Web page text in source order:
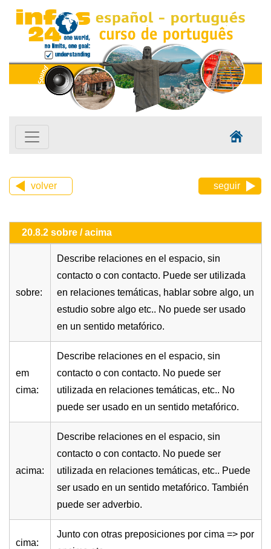
volver seguir
20.8.2 sobre / acima
sobre:
Describe relaciones en el espacio, sin
contacto o con contacto. Puede ser utilizada
en relaciones temáticas, hablar sobre algo, un
estudio sobre algo etc.. No puede ser usado
en un sentido metafórico.
em
cima:
Describe relaciones en el espacio, sin
contacto o con contacto. No puede ser
utilizada en relaciones temáticas, etc.. No
puede ser usado en un sentido metafórico.
acima:
Describe relaciones en el espacio, sin
contacto o con contacto. No puede ser
utilizada en relaciones temáticas, etc.. Puede
ser usado en un sentido metafórico. También
puede ser adverbio.
cima:
Junto con otras preposiciones por cima => por